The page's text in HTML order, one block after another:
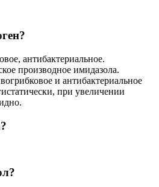
антибактериальное.
производное имидазола.
и антибактериальное
при увеличении